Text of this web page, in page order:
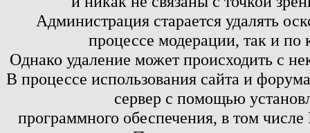
Администрация старается удалять
процессе модерации, так и по
Однако удаление может происходить с
В процессе использования сайта и
сервер с помощью
программного обеспечения, в том